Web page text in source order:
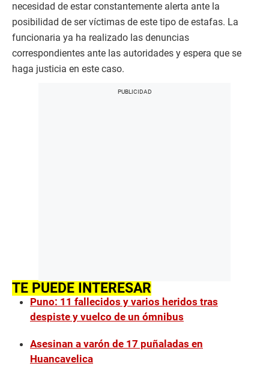
necesidad de estar constantemente alerta ante la
posibilidad de ser víctimas de este tipo de estafas. La
funcionaria ya ha realizado las denuncias
correspondientes ante las autoridades y espera que se
haga justicia en este caso.
TE PUEDE INTERESAR
Puno: 11 fallecidos y varios heridos tras
despiste y vuelco de un ómnibus
Asesinan a varón de 17 puñaladas en
Huancavelica